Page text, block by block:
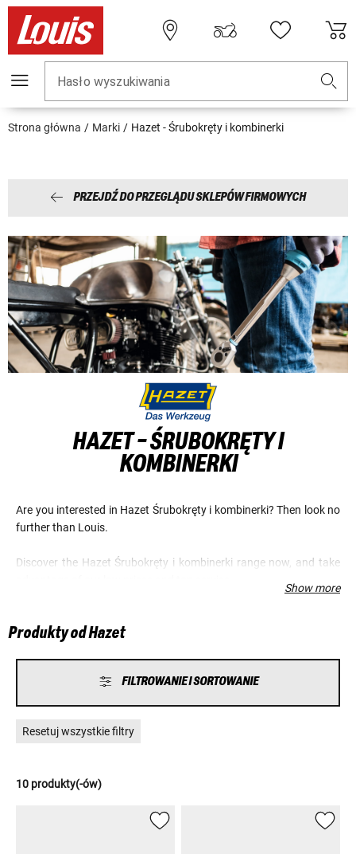
Hasło wyszukiwania
Strona główna Marki Hazet - Śrubokręty i kombinerki
PRZEJDŹ DO PRZEGLĄDU SKLEPÓW FIRMOWYCH
HAZET - ŚRUBOKRĘTY I
KOMBINERKI
Are you interested in Hazet Śrubokręty i kombinerki? Then look no
further than Louis.
Discover the Hazet Śrubokręty i kombinerki range now, and take
Show more
Produkty od Hazet
FILTROWANIE I SORTOWANIE
Resetuj wszystkie filtry
10 produkty(-ów)